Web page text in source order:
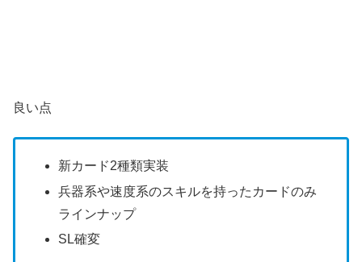
良い点
新カード2種類実装
兵器系や速度系のスキルを持ったカードのみ
ラインナップ
SL確変